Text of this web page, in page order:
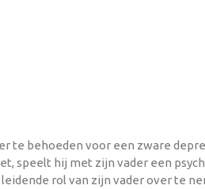
te behoeden voor een zware
speelt hij met zijn vader een
rol van zijn vader over te